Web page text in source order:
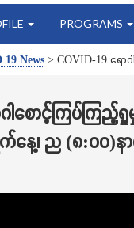
PROGRAMS
News > COVID-19 ရေ
ါစောင့်ကြပ်က
နေ့၊ ည (၈:၀၀)န